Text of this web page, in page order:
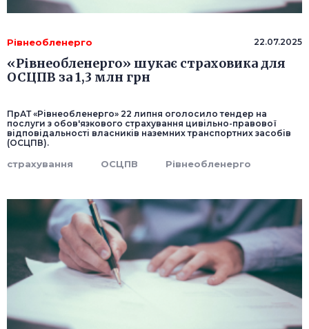
Рівнеобленерго 22.07.2025
«Рівнеобленерго» шукає страховика для
ОСЦПВ за 1,3 млн грн
ПрАТ «Рівнеобленерго» 22 липня оголосило тендер на
послуги з обов'язкового страхування цивільно-правової
відповідальності власників наземних транспортних засобів
(ОСЦПВ).
страхування ОСЦПВ Рівнеобленерго